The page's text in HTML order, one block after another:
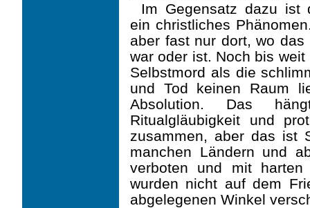
Im Gegensatz dazu ist
ein christliches
aber fast nur dort, wo das
war oder ist. Noch bis
Selbstmord als die
und Tod keinen Raum
Abso­lution. Das
Ritualgläubigkeit und
zusammen, aber das ist
manchen Ländern und
verboten und mit harten
wurden nicht auf dem
abgelegenen Winkel